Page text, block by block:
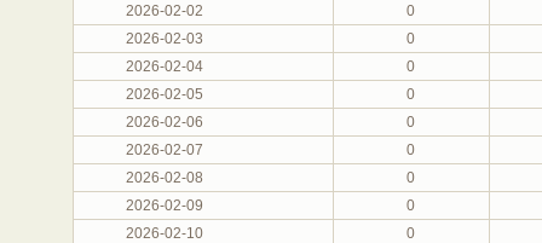
2026-02-02
0
2026-02-03
0
2026-02-04
0
2026-02-05
0
2026-02-06
0
2026-02-07
0
2026-02-08
0
2026-02-09
0
2026-02-10
0